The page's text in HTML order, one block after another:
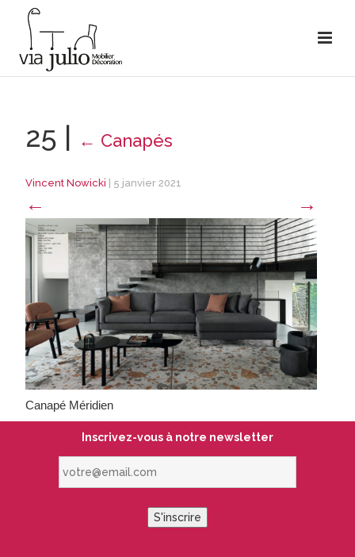
25 | ← Canapés
Vincent Nowicki 5 janvier 2021
← →
Canapé Méridien
Inscrivez-vous à notre newsletter
S'inscrire